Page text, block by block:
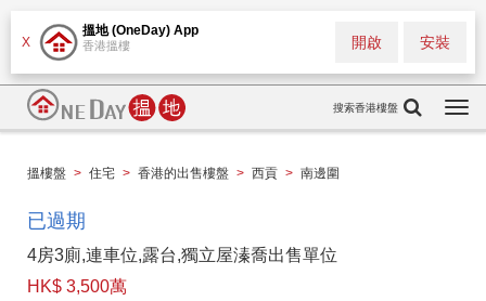
X
搵地 (OneDay) App
香港搵樓 安裝
開啟
搜索香港樓盤
搵樓盤 > 住宅 > 香港的出售樓盤 > 西貢 > 南邊圍
已過期
4房3廁,連車位,露台,獨立屋溱喬出售單位
HK$ 3,500萬